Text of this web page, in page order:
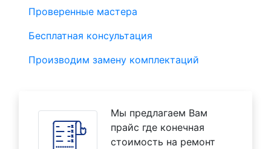
Проверенные мастера
Бесплатная консультация
Производим замену комплектаций
Мы предлагаем Вам
прайс где конечная
стоимость на ремонт